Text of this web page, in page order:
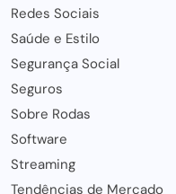
Redes Sociais
Saúde e Estilo
Segurança Social
Seguros
Sobre Rodas
Software
Streaming
Tendências de Mercado